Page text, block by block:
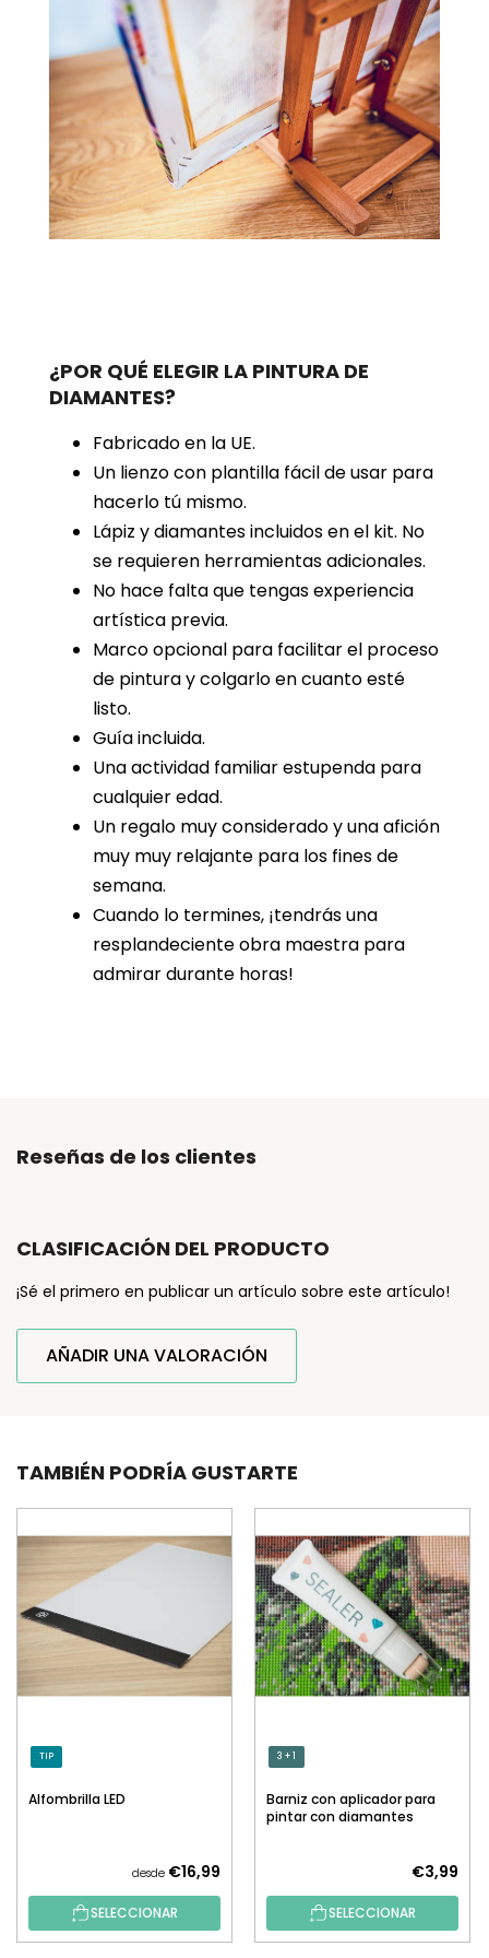
¿POR QUÉ ELEGIR LA PINTURA DE
DIAMANTES?
Fabricado en la UE.
Un lienzo con plantilla fácil de usar para
hacerlo tú mismo.
Lápiz y diamantes incluidos en el kit. No
se requieren herramientas adicionales.
No hace falta que tengas experiencia
artística previa.
Marco opcional para facilitar el proceso
de pintura y colgarlo en cuanto esté
listo.
Guía incluida.
Una actividad familiar estupenda para
cualquier edad.
Un regalo muy considerado y una afición
muy muy relajante para los fines de
semana.
Cuando lo termines, ¡tendrás una
resplandeciente obra maestra para
admirar durante horas!
Reseñas de los clientes
CLASIFICACIÓN DEL PRODUCTO
¡Sé el primero en publicar un artículo sobre este artículo!
AÑADIR UNA VALORACIÓN
TAMBIÉN PODRÍA GUSTARTE
TIP
Alfombrilla LED
desde €16,99
SELECCIONAR
3 + 1
Barniz con aplicador para
pintar con diamantes
€3,99
SELECCIONAR